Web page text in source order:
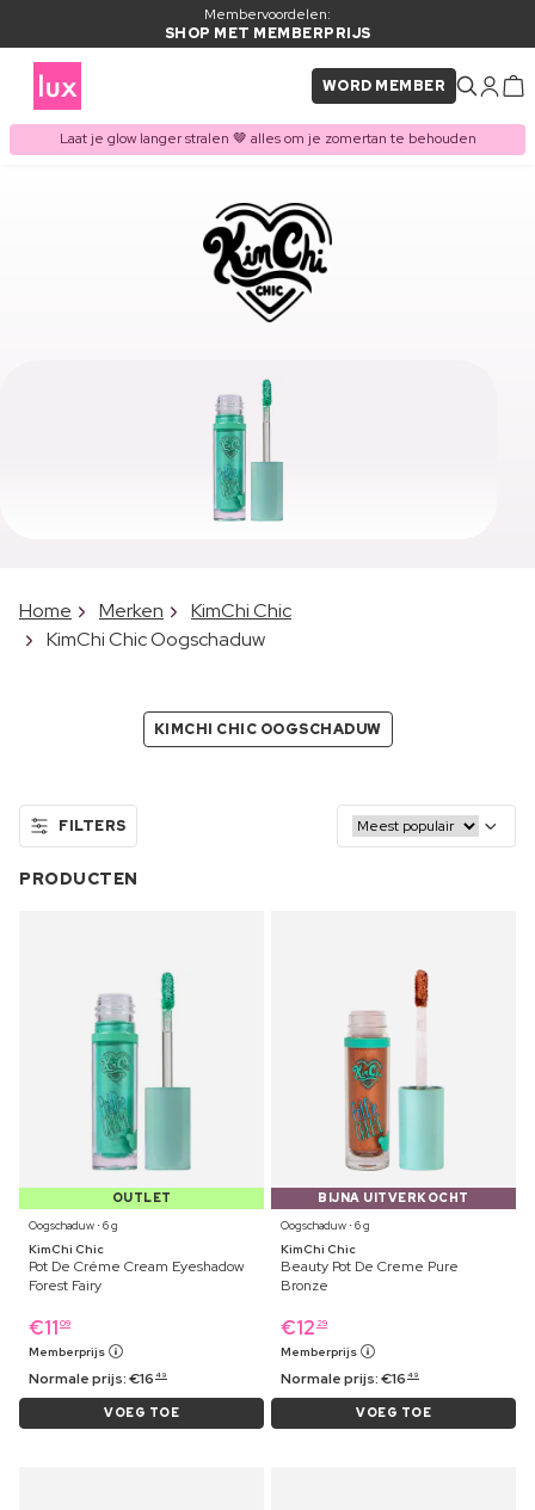
Membervoordelen:
SHOP MET MEMBERPRIJS
WORD MEMBER
Laat je glow langer stralen 🤎 alles om je zomertan te behouden
Home Merken
KimChi Chic
KimChi Chic Oogschaduw
KIMCHI CHIC OOGSCHADUW
FILTERS
PRODUCTEN
OUTLET
Oogschaduw ⋅ 6 g
KimChi Chic
Pot De Créme Cream Eyeshadow
Forest Fairy
€11 09
Memberprijs
Normale prijs:€16 49
VOEG TOE
BIJNA UITVERKOCHT
Oogschaduw ⋅ 6 g
KimChi Chic
Beauty Pot De Creme Pure
Bronze
€12 29
Memberprijs
Normale prijs:€16 49
VOEG TOE